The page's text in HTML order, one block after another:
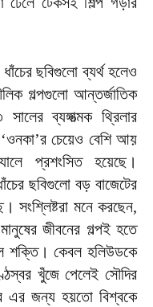
ছবিগুলো ব্যর্থ হলেও
গল্পগুলো আন্তর্জাতিক
ব্যঙ্গাত্মক থ্রিলার
চেয়েও বেশি আয়
প্রশংসিত হয়েছে।
ছবিগুলো বড় বাজেটের
সংশ্লিষ্টরা মনে করছেন,
জীবনের গল্পই হতে
শক্তি। কেবল হলিউডকে
খুঁজে পেলেই সৌদির
জন্য হয়তো বিশ্বকে